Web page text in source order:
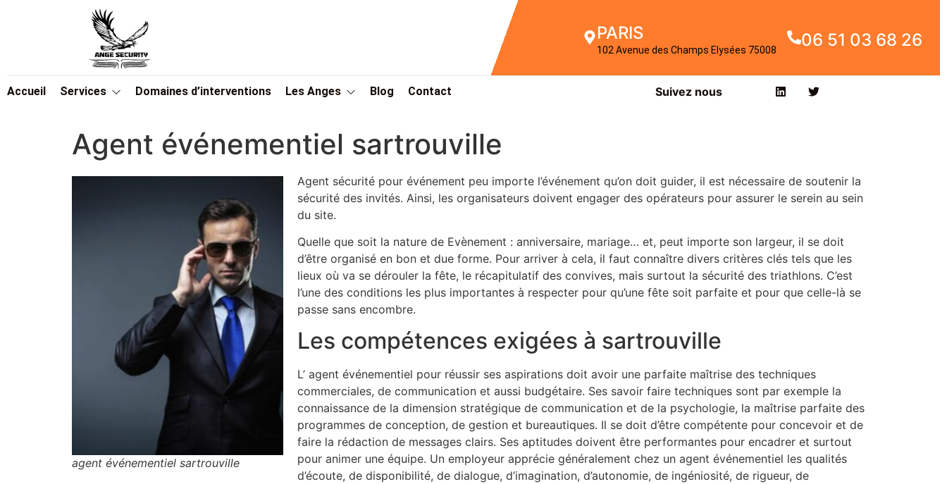
PARIS
102 Avenue des Champs Elysées 75008 06 51 03 68 26
Accueil Services Domaines d’interventions Les Anges Blog Contact Suivez nous
Agent événementiel sartrouville
agent événementiel sartrouville
Agent sécurité pour événement peu importe l’événement qu’on doit guider, il est nécessaire de soutenir la
sécurité des invités. Ainsi, les organisateurs doivent engager des opérateurs pour assurer le serein au sein
du site.
Quelle que soit la nature de Evènement : anniversaire, mariage… et, peut importe son largeur, il se doit
d’être organisé en bon et due forme. Pour arriver à cela, il faut connaître divers critères clés tels que les
lieux où va se dérouler la fête, le récapitulatif des convives, mais surtout la sécurité des triathlons. C’est
l’une des conditions les plus importantes à respecter pour qu’une fête soit parfaite et pour que celle-là se
passe sans encombre.
Les compétences exigées à sartrouville
L’ agent événementiel pour réussir ses aspirations doit avoir une parfaite maîtrise des techniques
commerciales, de communication et aussi budgétaire. Ses savoir faire techniques sont par exemple la
connaissance de la dimension stratégique de communication et de la psychologie, la maîtrise parfaite des
programmes de conception, de gestion et bureautiques. Il se doit d’être compétente pour concevoir et de
faire la rédaction de messages clairs. Ses aptitudes doivent être performantes pour encadrer et surtout
pour animer une équipe. Un employeur apprécie généralement chez un agent événementiel les qualités
d’écoute, de disponibilité, de dialogue, d’imagination, d’autonomie, de ingéniosité, de rigueur, de